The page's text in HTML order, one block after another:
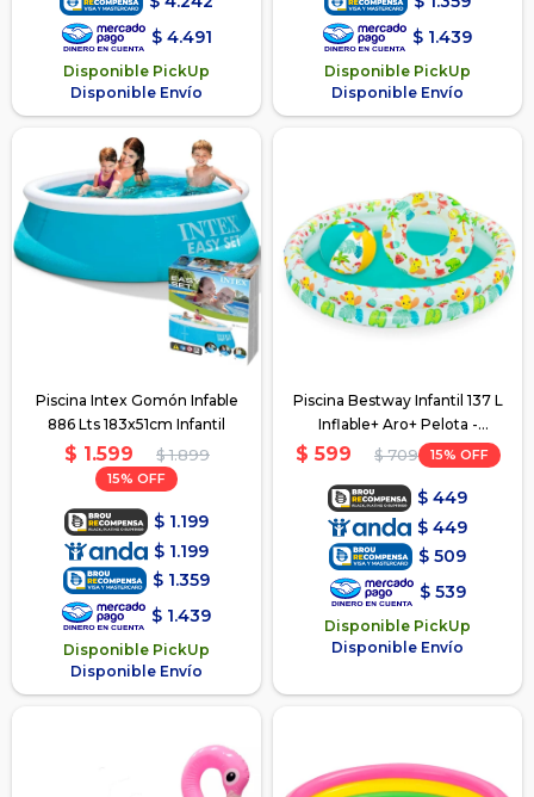
$ 4.491
Disponible PickUp
Disponible Envío
$ 1.439
Disponible PickUp
Disponible Envío
Piscina Intex Gomón Infable
886 Lts 183x51cm Infantil
$ 1.599 $ 1.899
15
$ 1.199
$ 1.199
$ 1.359
$ 1.439
Disponible PickUp
Disponible Envío
Piscina Bestway Infantil 137 L
Inflable+ Aro+ Pelota -
Multicolor
$ 599 $ 709 15
$ 449
$ 449
$ 509
$ 539
Disponible PickUp
Disponible Envío